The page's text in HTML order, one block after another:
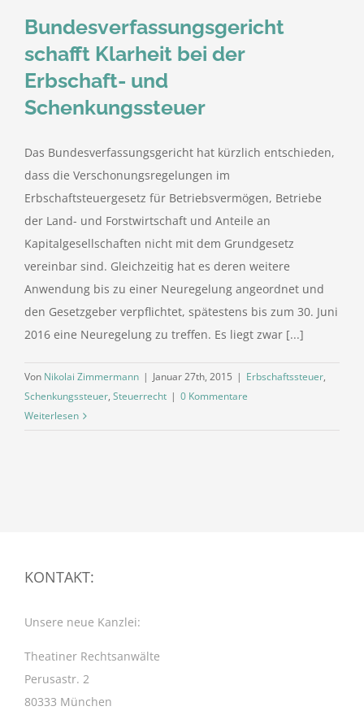
Bundesverfassungsgericht
schafft Klarheit bei der
Erbschaft- und
Schenkungssteuer
Das Bundesverfassungsgericht hat kürzlich entschieden,
dass die Verschonungsregelungen im
Erbschaftsteuergesetz für Betriebsvermögen, Betriebe
der Land- und Forstwirtschaft und Anteile an
Kapitalgesellschaften nicht mit dem Grundgesetz
vereinbar sind. Gleichzeitig hat es deren weitere
Anwendung bis zu einer Neuregelung angeordnet und
den Gesetzgeber verpflichtet, spätestens bis zum 30. Juni
2016 eine Neuregelung zu treffen. Es liegt zwar [...]
Von Nikolai Zimmermann | Januar 27th, 2015 | Erbschaftssteuer,
Schenkungssteuer, Steuerrecht | 0 Kommentare
Weiterlesen
KONTAKT:
Unsere neue Kanzlei:
Theatiner Rechtsanwälte
Perusastr. 2
80333 München